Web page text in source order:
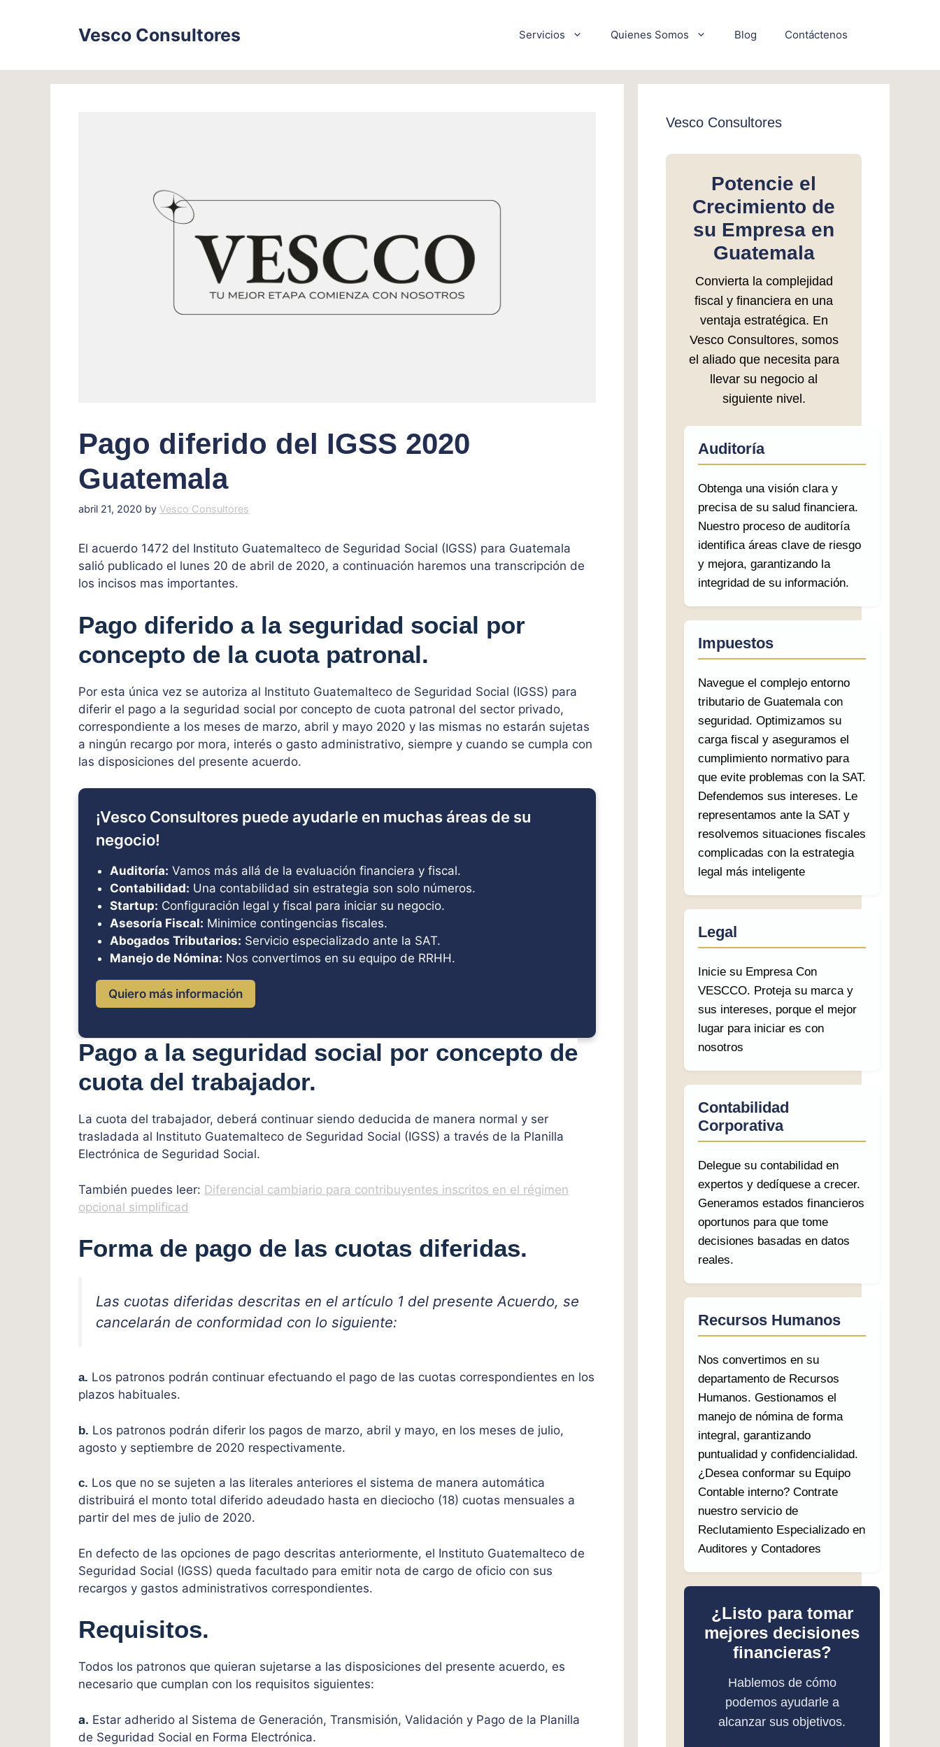
Vesco Consultores Servicios Quienes Somos Blog Contáctenos
Pago diferido del IGSS 2020
Guatemala
abril 21, 2020 by Vesco Consultores
El acuerdo 1472 del Instituto Guatemalteco de Seguridad Social (IGSS) para Guatemala
salió publicado el lunes 20 de abril de 2020, a continuación haremos una transcripción de
los incisos mas importantes.
Pago diferido a la seguridad social por
concepto de la cuota patronal.
Por esta única vez se autoriza al Instituto Guatemalteco de Seguridad Social (IGSS) para
diferir el pago a la seguridad social por concepto de cuota patronal del sector privado,
correspondiente a los meses de marzo, abril y mayo 2020 y las mismas no estarán sujetas
a ningún recargo por mora, interés o gasto administrativo, siempre y cuando se cumpla con
las disposiciones del presente acuerdo.
¡Vesco Consultores puede ayudarle en muchas áreas de su
negocio!
Auditoría: Vamos más allá de la evaluación financiera y fiscal.
Contabilidad: Una contabilidad sin estrategia son solo números.
Startup: Configuración legal y fiscal para iniciar su negocio.
Asesoría Fiscal: Minimice contingencias fiscales.
Abogados Tributarios: Servicio especializado ante la SAT.
Manejo de Nómina: Nos convertimos en su equipo de RRHH.
Quiero más información
Pago a la seguridad social por concepto de
cuota del trabajador.
La cuota del trabajador, deberá continuar siendo deducida de manera normal y ser
trasladada al Instituto Guatemalteco de Seguridad Social (IGSS) a través de la Planilla
Electrónica de Seguridad Social.
También puedes leer: Diferencial cambiario para contribuyentes inscritos en el régimen
opcional simplificad
Forma de pago de las cuotas diferidas.
Las cuotas diferidas descritas en el artículo 1 del presente Acuerdo, se
cancelarán de conformidad con lo siguiente:
a. Los patronos podrán continuar efectuando el pago de las cuotas correspondientes en los
plazos habituales.
b. Los patronos podrán diferir los pagos de marzo, abril y mayo, en los meses de julio,
agosto y septiembre de 2020 respectivamente.
c. Los que no se sujeten a las literales anteriores el sistema de manera automática
distribuirá el monto total diferido adeudado hasta en dieciocho (18) cuotas mensuales a
partir del mes de julio de 2020.
En defecto de las opciones de pago descritas anteriormente, el Instituto Guatemalteco de
Seguridad Social (IGSS) queda facultado para emitir nota de cargo de oficio con sus
recargos y gastos administrativos correspondientes.
Requisitos.
Todos los patronos que quieran sujetarse a las disposiciones del presente acuerdo, es
necesario que cumplan con los requisitos siguientes:
a. Estar adherido al Sistema de Generación, Transmisión, Validación y Pago de la Planilla
de Seguridad Social en Forma Electrónica.
Vesco Consultores
Potencie el
Crecimiento de
su Empresa en
Guatemala
Convierta la complejidad
fiscal y financiera en una
ventaja estratégica. En
Vesco Consultores, somos
el aliado que necesita para
llevar su negocio al
siguiente nivel.
Auditoría
Obtenga una visión clara y
precisa de su salud financiera.
Nuestro proceso de auditoría
identifica áreas clave de riesgo
y mejora, garantizando la
integridad de su información.
Impuestos
Navegue el complejo entorno
tributario de Guatemala con
seguridad. Optimizamos su
carga fiscal y aseguramos el
cumplimiento normativo para
que evite problemas con la SAT.
Defendemos sus intereses. Le
representamos ante la SAT y
resolvemos situaciones fiscales
complicadas con la estrategia
legal más inteligente
Legal
Inicie su Empresa Con
VESCCO. Proteja su marca y
sus intereses, porque el mejor
lugar para iniciar es con
nosotros
Contabilidad
Corporativa
Delegue su contabilidad en
expertos y dedíquese a crecer.
Generamos estados financieros
oportunos para que tome
decisiones basadas en datos
reales.
Recursos Humanos
Nos convertimos en su
departamento de Recursos
Humanos. Gestionamos el
manejo de nómina de forma
integral, garantizando
puntualidad y confidencialidad.
¿Desea conformar su Equipo
Contable interno? Contrate
nuestro servicio de
Reclutamiento Especializado en
Auditores y Contadores
¿Listo para tomar
mejores decisiones
financieras?
Hablemos de cómo
podemos ayudarle a
alcanzar sus objetivos.